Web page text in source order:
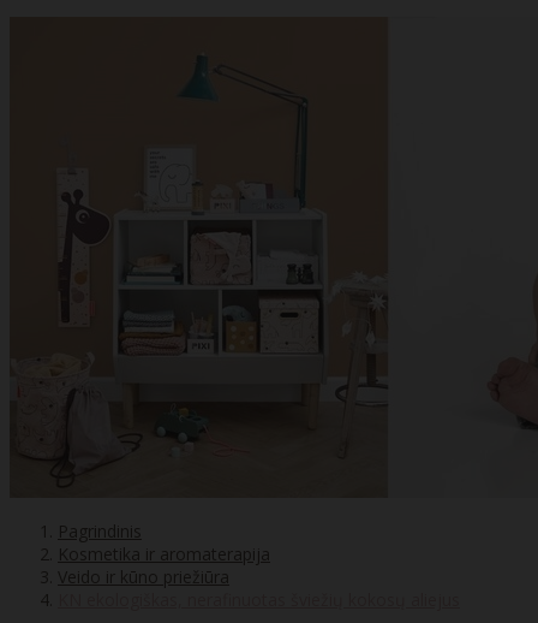
Pagrindinis
Kosmetika ir aromaterapija
Veido ir kūno priežiūra